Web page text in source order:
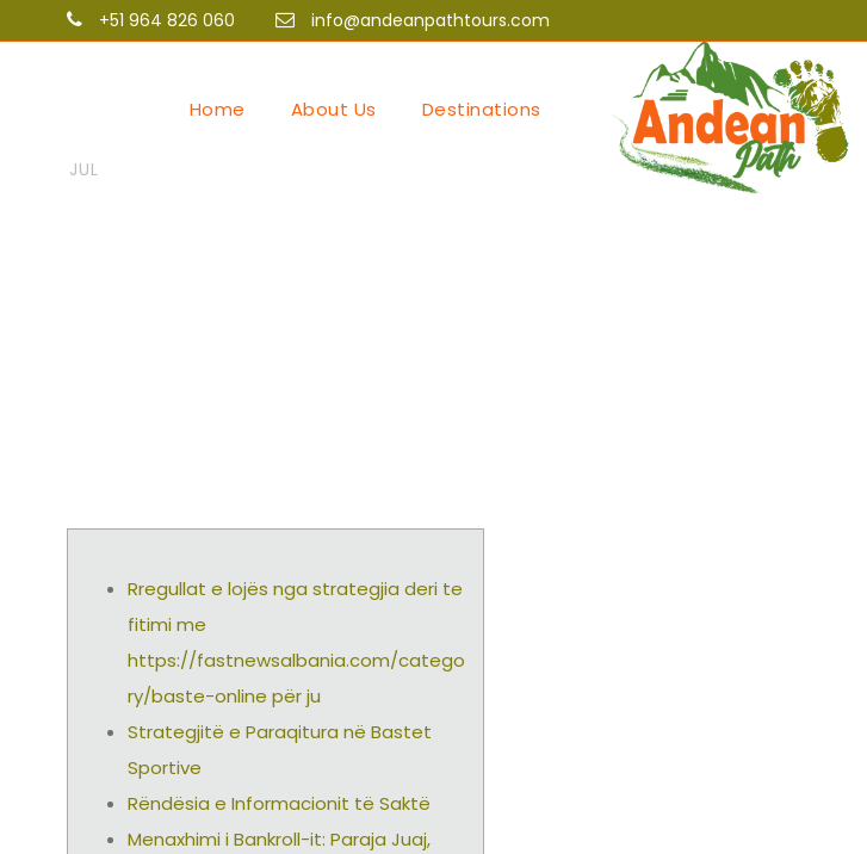
+51 964 826 060 info@andeanpathtours.com
Home About Us Destinations
JUL
Uncategorized
Rregullat e lojës nga
Rregullat e lojës nga strategjia deri te
fitimi me
https://fastnewsalbania.com/catego
ry/baste-online për ju
Strategjitë e Paraqitura në Bastet
Sportive
Rëndësia e Informacionit të Saktë
Menaxhimi i Bankroll-it: Paraja Juaj,